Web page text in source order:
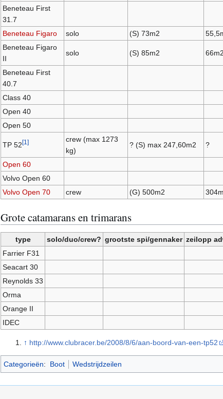
Beneteau First
31.7
Beneteau Figaro
solo (S) 73m2
Beneteau Figaro
II
solo (S) 85m2 66m2
Beneteau First
40.7
Class 40
Open 40
Open 50
TP 52[1]
crew (max 1273
kg)
? (S) max 247,60m2 ?
Open 60
Volvo Open 60
Volvo Open 70
crew (G) 500m2
Grote catamarans en trimarans
type solo/duo/crew? grootste spi/gennaker zeilopp
Farrier F31
Seacart 30
Reynolds 33
Orma
Orange II
IDEC
↑ http://www.clubracer.be/2008/8/6/aan-boord-van-een-tp52
Categorieën: Boot Wedstrijdzeilen